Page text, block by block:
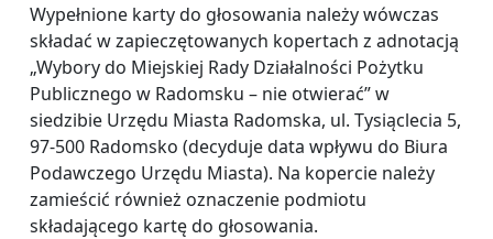
Wypełnione karty do głosowania należy wówczas
składać w zapieczętowanych kopertach z adnotacją
„Wybory do Miejskiej Rady Działalności Pożytku
Publicznego w Radomsku – nie otwierać” w
siedzibie Urzędu Miasta Radomska, ul. Tysiąclecia 5,
97-500 Radomsko (decyduje data wpływu do Biura
Podawczego Urzędu Miasta). Na kopercie należy
zamieścić również oznaczenie podmiotu
składającego kartę do głosowania.